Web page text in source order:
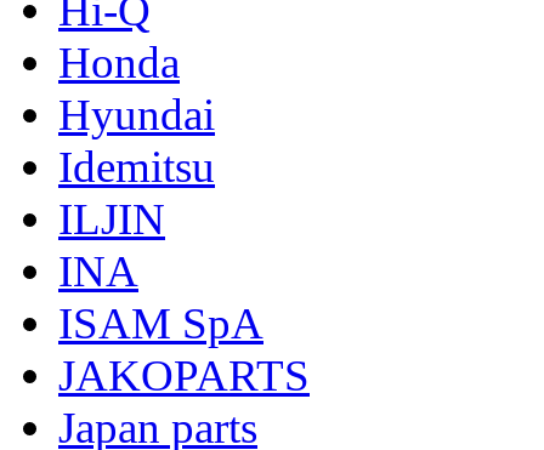
Hi-Q
Honda
Hyundai
Idemitsu
ILJIN
INA
ISAM SpA
JAKOPARTS
Japan parts